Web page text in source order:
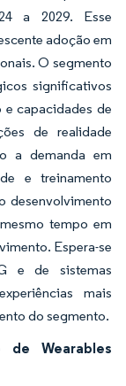
a 2029. Esse
adoção em
O segmento
significativos
capacidades de
de realidade
a demanda em
e treinamento
desenvolvimento
tempo em
Espera-se
e de sistemas
mais
do segmento.
de Wearables